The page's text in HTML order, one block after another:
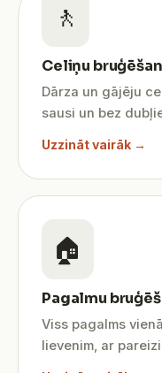
🚶
Celiņu
Dārza un gājēju
sausi un bez
Uzzināt vairāk →
🏠
Pagalmu
Viss pagalms
lievenim, ar